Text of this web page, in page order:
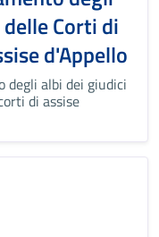
Corti di
d'Appello
degli albi dei giudici
di assise